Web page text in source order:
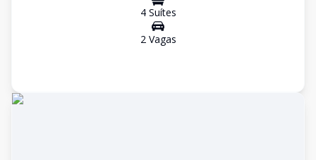
4Suítes
2Vagas